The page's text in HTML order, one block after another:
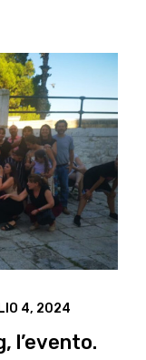
4, 2024
l’evento.